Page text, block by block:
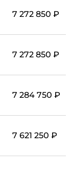
7 272 850 ₽
7 272 850 ₽
7 284 750 ₽
7 621 250 ₽